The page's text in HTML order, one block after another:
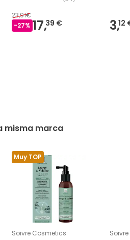
23,91€
-27% 17,39 € 3,12
misma marca
Muy TOP
Soivre Cosmetics